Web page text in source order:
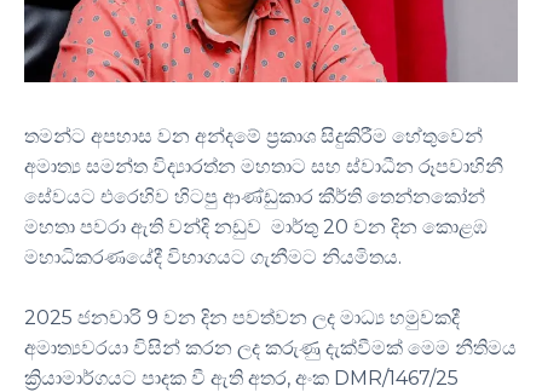
තමන්ට අපහාස වන අන්දමේ ප්‍රකාශ සිදුකිරීම හේතුවෙන්
අමාත්‍ය සමන්ත විද්‍යාරත්න මහතාට සහ ස්වාධීන රූපවාහිනී
සේවයට එරෙහිව හිටපු ආණ්ඩුකාර කීර්ති තෙන්නකෝන්
මහතා පවරා ඇති වන්දි නඩුව මාර්තු 20 වන දින කොළඹ
මහාධිකරණයේදී විභාගයට ගැනීමට නියමිතය.
2025 ජනවාරි 9 වන දින පවත්වන ලද මාධ්‍ය හමුවකදී
අමාත්‍යවරයා විසින් කරන ලද කරුණු දැක්වීමක් මෙම නීතිමය
ක්‍රියාමාර්ගයට පාදක වී ඇති අතර, අංක DMR/1467/25